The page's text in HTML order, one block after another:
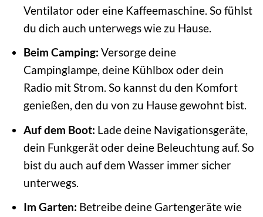
Ventilator oder eine Kaffeemaschine. So fühlst
du dich auch unterwegs wie zu Hause.
Beim Camping: Versorge deine
Campinglampe, deine Kühlbox oder dein
Radio mit Strom. So kannst du den Komfort
genießen, den du von zu Hause gewohnt bist.
Auf dem Boot: Lade deine Navigationsgeräte,
dein Funkgerät oder deine Beleuchtung auf. So
bist du auch auf dem Wasser immer sicher
unterwegs.
Im Garten: Betreibe deine Gartengeräte wie